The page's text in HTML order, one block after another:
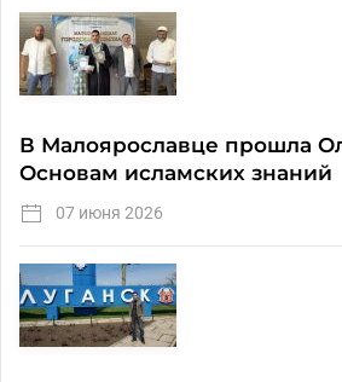
В Малоярославце прошла
Основам исламских знаний
07 июня 2026